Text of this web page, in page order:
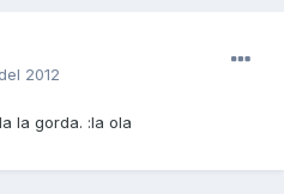
2012
la gorda. :la ola